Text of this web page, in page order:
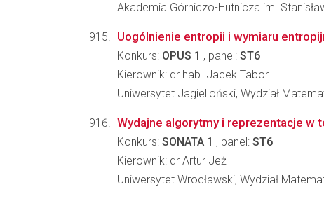
Akademia Górniczo-Hutnicza im.
Uogólnienie entropii i wymiaru
Konkurs: OPUS 1 , panel: ST6
Kierownik: dr hab. Jacek Tabor
Uniwersytet Jagielloński, Wydział
Wydajne algorytmy i reprezentacje w
Konkurs: SONATA 1 , panel: ST6
Kierownik: dr Artur Jeż
Uniwersytet Wrocławski, Wydział